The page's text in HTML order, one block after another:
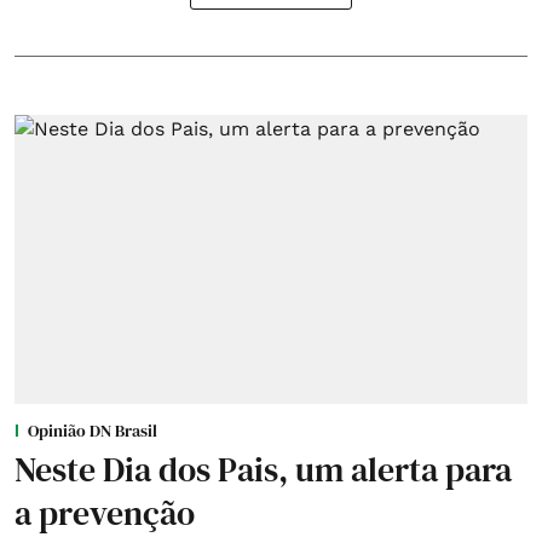
Opinião DN Brasil
Neste Dia dos Pais, um alerta para
a prevenção